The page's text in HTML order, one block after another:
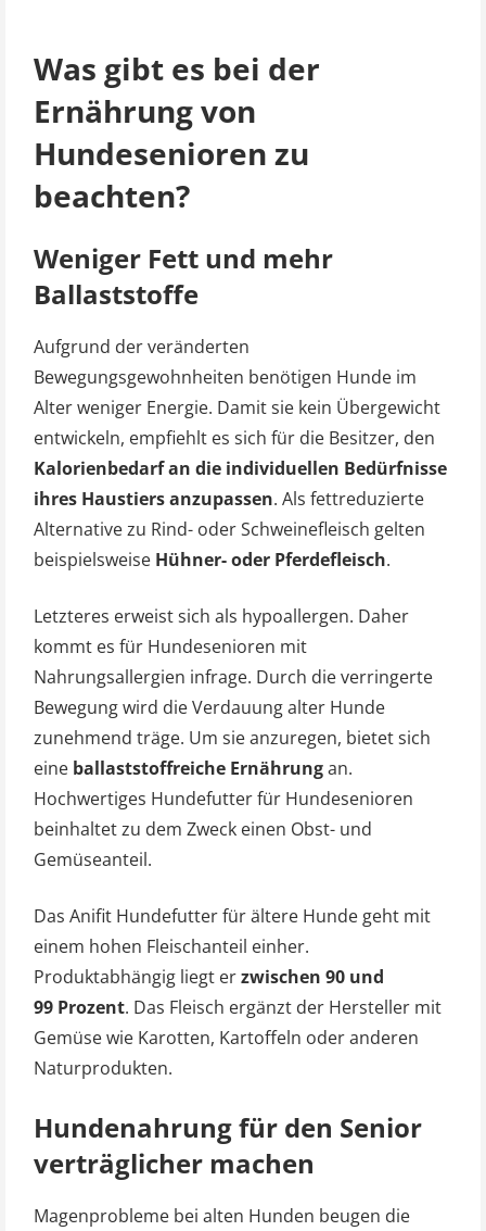
Was gibt es bei der
Ernährung von
Hundesenioren zu
beachten?
Weniger Fett und mehr
Ballaststoffe
Aufgrund der veränderten
Bewegungsgewohnheiten benötigen Hunde im
Alter weniger Energie. Damit sie kein Übergewicht
entwickeln, empfiehlt es sich für die Besitzer, den
Kalorienbedarf an die individuellen Bedürfnisse
ihres Haustiers anzupassen. Als fettreduzierte
Alternative zu Rind- oder Schweinefleisch gelten
beispielsweise Hühner- oder Pferdefleisch.
Letzteres erweist sich als hypoallergen. Daher
kommt es für Hundesenioren mit
Nahrungsallergien infrage. Durch die verringerte
Bewegung wird die Verdauung alter Hunde
zunehmend träge. Um sie anzuregen, bietet sich
eine ballaststoffreiche Ernährungan.
Hochwertiges Hundefutter für Hundesenioren
beinhaltet zu dem Zweck einen Obst- und
Gemüseanteil.
Das Anifit Hundefutter für ältere Hunde geht mit
einem hohen Fleischanteil einher.
Produktabhängig liegt erzwischen 90 und
99 Prozent. Das Fleisch ergänzt der Hersteller mit
Gemüse wie Karotten, Kartoffeln oder anderen
Naturprodukten.
Hundenahrung für den Senior
verträglicher machen
Magenprobleme bei alten Hunden beugen die